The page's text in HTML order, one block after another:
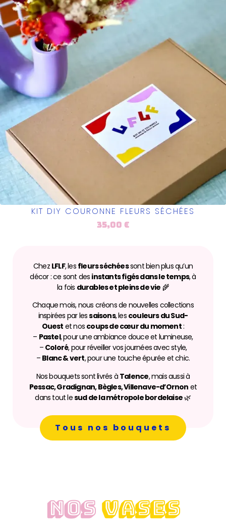
KIT DIY COURONNE FLEURS SÉCHÉES
35,00 €
Chez LFLF, les fleurs séchéessont bien plus qu’un
décor : ce sont des instants figés dans le temps, à
la fois durables et pleins de vie 🌾
Chaque mois, nous créons de nouvelles collections
inspirées par lessaisons, les couleurs du Sud-
Ouest et nos coups de cœur du moment:
– Pastel, pour une ambiance douce et lumineuse,
– Coloré, pour réveiller vos journées avec style,
– Blanc & vert, pour une touche épurée et chic.
Nos bouquets sont livrés à Talence, mais aussi à
Pessac, Gradignan, Bègles, Villenave-d’Ornon et
dans tout lesud de la métropole bordelaise🌿
Tous nos bouquets
NOS VASES